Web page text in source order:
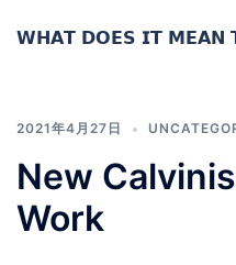
𝗪𝗛𝗔𝗧 𝗗𝗢𝗘𝗦 𝗜𝗧 𝗠𝗘𝗔𝗡
2021年4月27日
New
Work